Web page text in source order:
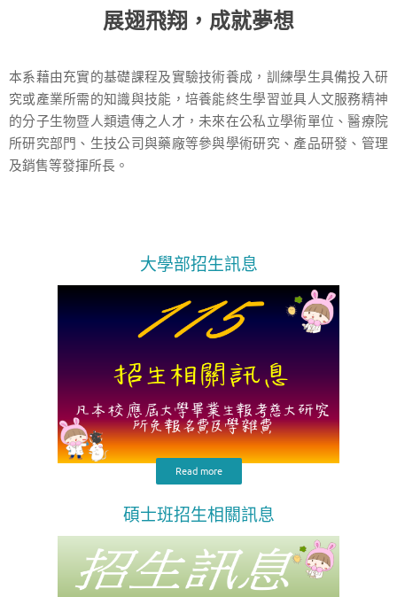
展翅飛翔，成就夢想
本系藉由充實的基礎課程及實驗技術養成，訓練學生具備投入研
究或產業所需的知識與技能，培養能終生學習並具人文服務精神
的分子生物暨人類遺傳之人才，未來在公私立學術單位、醫療院
所研究部門、生技公司與藥廠等參與學術研究、產品研發、管理
及銷售等發揮所長。
大學部招生訊息
Read more
碩士班招生相關訊息